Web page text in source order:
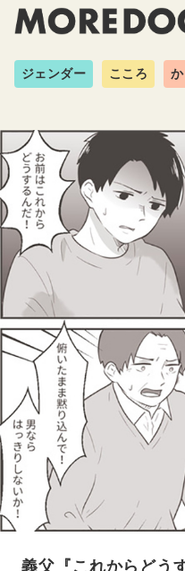
ジェンダー こころ
義父『これからどう